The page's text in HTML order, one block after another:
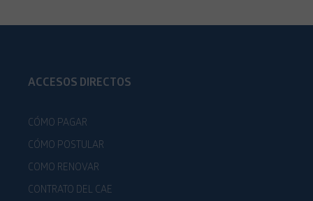
ACCESOS DIRECTOS
CÓMO PAGAR
CÓMO POSTULAR
COMO RENOVAR
CONTRATO DEL CAE